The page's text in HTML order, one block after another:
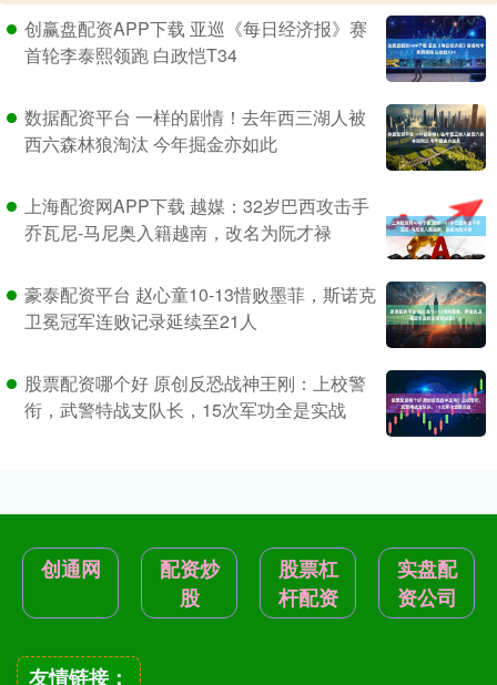
创赢盘配资APP下载 亚巡《每日经济报》赛
首轮李泰熙领跑 白政恺T34
数据配资平台 一样的剧情！去年西三湖人被
西六森林狼淘汰 今年掘金亦如此
上海配资网APP下载 越媒：32岁巴西攻击手
乔瓦尼-马尼奥入籍越南，改名为阮才禄
豪泰配资平台 赵心童10-13惜败墨菲，斯诺克
卫冕冠军连败记录延续至21人
股票配资哪个好 原创反恐战神王刚：上校警
衔，武警特战支队长，15次军功全是实战
创通网
配资炒
股
股票杠
杆配资
实盘配
资公司
友情链接：